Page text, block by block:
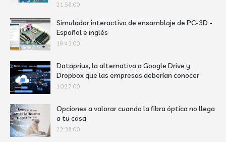
21:56:00
Simulador interactivo de ensamblaje de PC-3D -
Español e inglés
19:43:00
Dataprius, la alternativa a Google Drive y
Dropbox que las empresas deberían conocer
10:27:00
Opciones a valorar cuando la fibra óptica no llega
a tu casa
22:36:00